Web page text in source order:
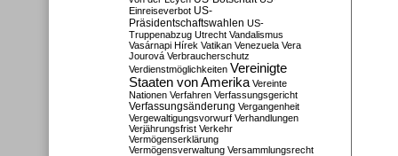
Einreiseverbot US-
Präsidentschaftswahlen US-
Truppenabzug Utrecht Vandalismus
Vasárnapi Hírek Vatikan Venezuela Vera
Jourová Verbraucherschutz
Verdienstmöglichkeiten Vereinigte
Staaten von Amerika Vereinte
Nationen Verfahren Verfassungsgericht
Verfassungsänderung Vergangenheit
Vergewaltigungsvorwurf Verhandlungen
Verjährungsfrist Verkehr
Vermögenserklärung
Vermögensverwaltung Versammlungsrecht